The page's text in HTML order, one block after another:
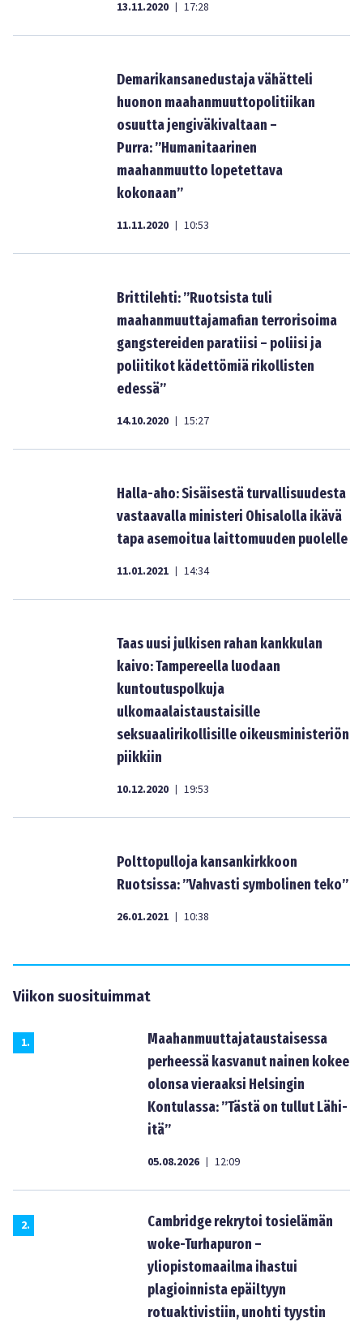
13.11.2020 | 17:28
Demarikansanedustaja vähätteli
huonon maahanmuuttopolitiikan
osuutta jengiväkivaltaan –
Purra: ”Humanitaarinen
maahanmuutto lopetettava
kokonaan”
11.11.2020 | 10:53
Brittilehti: ”Ruotsista tuli
maahanmuuttajamafian terrorisoima
gangstereiden paratiisi – poliisi ja
poliitikot kädettömiä rikollisten
edessä”
14.10.2020 | 15:27
Halla-aho: Sisäisestä turvallisuudesta
vastaavalla ministeri Ohisalolla ikävä
tapa asemoitua laittomuuden puolelle
11.01.2021 | 14:34
Taas uusi julkisen rahan kankkulan
kaivo: Tampereella luodaan
kuntoutuspolkuja
ulkomaalaistaustaisille
seksuaalirikollisille oikeusministeriön
piikkiin
10.12.2020 | 19:53
Polttopulloja kansankirkkoon
Ruotsissa: ”Vahvasti symbolinen teko”
26.01.2021 | 10:38
Viikon suosituimmat
1.
Maahanmuuttajataustaisessa
perheessä kasvanut nainen kokee
olonsa vieraaksi Helsingin
Kontulassa: ”Tästä on tullut Lähi-
itä”
05.08.2026 | 12:09
2.
Cambridge rekrytoi tosielämän
woke-Turhapuron –
yliopistomaailma ihastui
plagioinnista epäiltyyn
rotuaktivistiin, unohti tyystin